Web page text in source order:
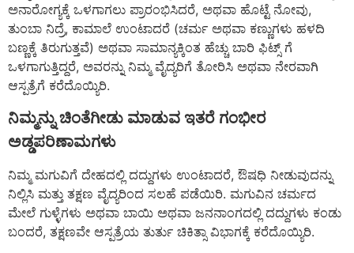
ಅನಾರೋಗ್ಯಕ್ಕೆ ಒಳಗಾಗಲು ಪ್ರಾರಂಭಿಸಿದರೆ, ಅಥವಾ ಹೊಟ್ಟೆ ನೋವು,
ತುಂಬಾ ನಿದ್ರೆ, ಕಾಮಾಲೆ ಉಂಟಾದರೆ (ಚರ್ಮ ಅಥವಾ ಕಣ್ಣುಗಳು ಹಳದಿ
ಬಣ್ಣಕ್ಕೆ ತಿರುಗುತ್ತವೆ) ಅಥವಾ ಸಾಮಾನ್ಯಕ್ಕಿಂತ ಹೆಚ್ಚು ಬಾರಿ ಫಿಟ್ಸ್ ಗೆ
ಒಳಗಾಗುತ್ತಿದ್ದರೆ, ಅವರನ್ನು ನಿಮ್ಮ ವೈದ್ಯರಿಗೆ ತೋರಿಸಿ ಅಥವಾ ನೇರವಾಗಿ
ಆಸ್ಪತ್ರೆಗೆ ಕರೆದೊಯ್ಯಿರಿ.
ನಿಮ್ಮನ್ನು ಚಿಂತೆಗೀಡು ಮಾಡುವ ಇತರೆ ಗಂಭೀರ
ಅಡ್ಡಪರಿಣಾಮಗಳು
ನಿಮ್ಮ ಮಗುವಿಗೆ ದೇಹದಲ್ಲಿ ದದ್ದುಗಳು ಉಂಟಾದರೆ, ಔಷಧಿ ನೀಡುವುದನ್ನು
ನಿಲ್ಲಿಸಿ ಮತ್ತು ತಕ್ಷಣ ವೈದ್ಯರಿಂದ ಸಲಹೆ ಪಡೆಯಿರಿ. ಮಗುವಿನ ಚರ್ಮದ
ಮೇಲೆ ಗುಳ್ಳೆಗಳು ಅಥವಾ ಬಾಯಿ ಅಥವಾ ಜನನಾಂಗದಲ್ಲಿ ದದ್ದುಗಳು ಕಂಡು
ಬಂದರೆ, ತಕ್ಷಣವೇ ಆಸ್ಪತ್ರೆಯ ತುರ್ತು ಚಿಕಿತ್ಸಾ ವಿಭಾಗಕ್ಕೆ ಕರೆದೊಯ್ಯಿರಿ.